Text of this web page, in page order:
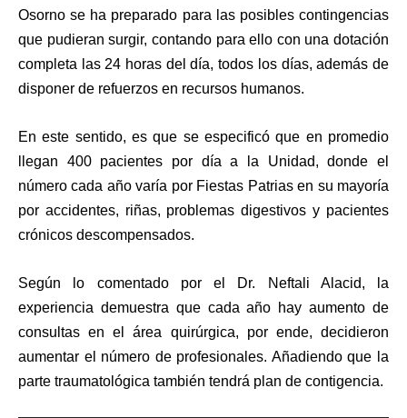
Osorno se ha preparado para las posibles contingencias
que pudieran surgir, contando para ello con una dotación
completa las 24 horas del día, todos los días, además de
disponer de refuerzos en recursos humanos.
En este sentido, es que se especificó que en promedio
llegan 400 pacientes por día a la Unidad, donde el
número cada año varía por Fiestas Patrias en su mayoría
por accidentes, riñas, problemas digestivos y pacientes
crónicos descompensados.
Según lo comentado por el Dr. Neftali Alacid, la
experiencia demuestra que cada año hay aumento de
consultas en el área quirúrgica, por ende, decidieron
aumentar el número de profesionales. Añadiendo que la
parte traumatológica también tendrá plan de contigencia.